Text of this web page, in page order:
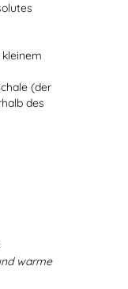
(der
des
warme